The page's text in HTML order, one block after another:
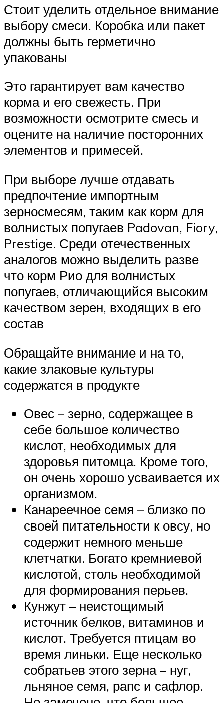
Стоит уделить отдельное внимание
выбору смеси. Коробка или пакет
должны быть герметично
упакованы
Это гарантирует вам качество
корма и его свежесть. При
возможности осмотрите смесь и
оцените на наличие посторонних
элементов и примесей.
При выборе лучше отдавать
предпочтение импортным
зерносмесям, таким как корм для
волнистых попугаев Padovan, Fiory,
Prestige. Среди отечественных
аналогов можно выделить разве
что корм Рио для волнистых
попугаев, отличающийся высоким
качеством зерен, входящих в его
состав
Обращайте внимание и на то,
какие злаковые культуры
содержатся в продукте
Овес – зерно, содержащее в
себе большое количество
кислот, необходимых для
здоровья питомца. Кроме того,
он очень хорошо усваивается их
организмом.
Канареечное семя – близко по
своей питательности к овсу, но
содержит немного меньше
клетчатки. Богато кремниевой
кислотой, столь необходимой
для формирования перьев.
Кунжут – неистощимый
источник белков, витаминов и
кислот. Требуется птицам во
время линьки. Еще несколько
собратьев этого зерна – нуг,
льняное семя, рапс и сафлор.